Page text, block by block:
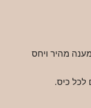
לכל כיס.